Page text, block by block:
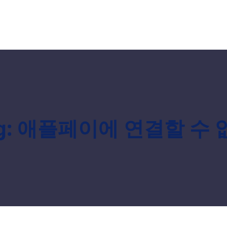
애플페이에 연결할 수